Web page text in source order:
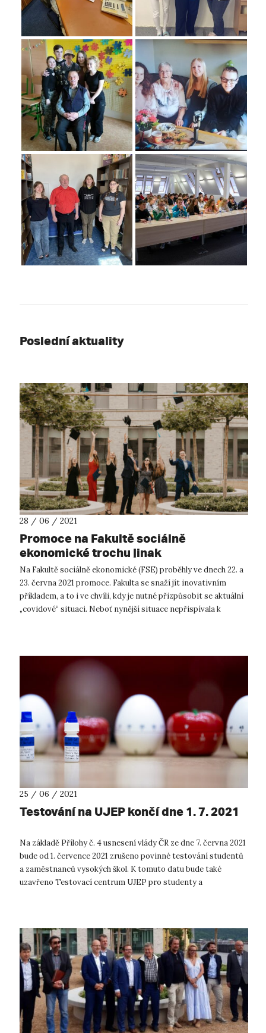
Poslední aktuality
28 / 06 / 2021
Promoce na Fakultě sociálně
ekonomické trochu jinak
Na Fakultě sociálně ekonomické (FSE) proběhly ve dnech 22. a
23. června 2021 promoce. Fakulta se snaží jít inovativním
příkladem, a to i ve chvíli, kdy je nutné přizpůsobit se aktuální
„covidové“ situaci. Neboť nynější situace nepřispívala k
25 / 06 / 2021
Testování na UJEP končí dne 1. 7. 2021
Na základě Přílohy č. 4 usnesení vlády ČR ze dne 7. června 2021
bude od 1. července 2021 zrušeno povinné testování studentů
a zaměstnanců vysokých škol. K tomuto datu bude také
uzavřeno Testovací centrum UJEP pro studenty a